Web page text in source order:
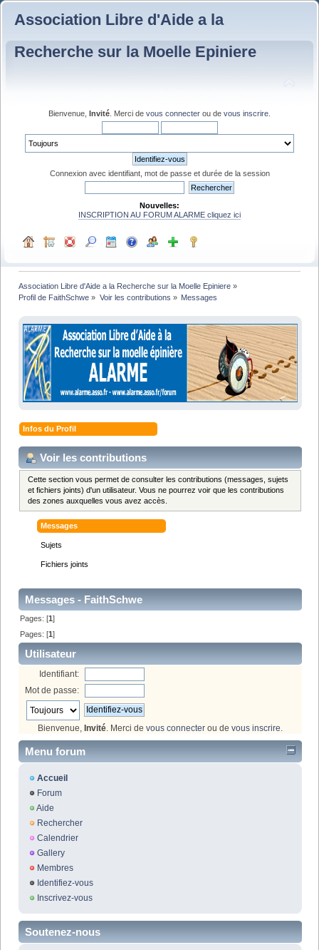
Association Libre d'Aide a la
Recherche sur la Moelle Epiniere
Bienvenue, Invité . Merci de vous connecter ou de vous inscrire
Connexion avec identifiant, mot de passe et durée de la session
Nouvelles:
INSCRIPTION AU FORUM ALARME cliquez ici
Association Libre d'Aide a la Recherche sur la Moelle Epiniere »
Profil de FaithSchwe » Voir les contributions » Messages
Infos du Profil
Voir les contributions
Cette section vous permet de consulter les contributions (messages, sujets
et fichiers joints) d'un utilisateur. Vous ne pourrez voir que les contributions
des zones auxquelles vous avez accès.
Messages
Sujets
Fichiers joints
Messages - FaithSchwe
Pages: [1]
Pages: [1]
Utilisateur
Identifiant:
Mot de passe:
Bienvenue, Invité. Merci de vous connecter ou de vous inscrire.
Menu forum
Accueil
Forum
Aide
Rechercher
Calendrier
Gallery
Membres
Identifiez-vous
Inscrivez-vous
Soutenez-nous